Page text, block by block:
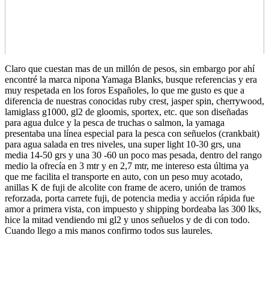
Claro que cuestan mas de un millón de pesos, sin embargo por ahí
encontré la marca nipona Yamaga Blanks, busque referencias y era
muy respetada en los foros Españoles, lo que me gusto es que a
diferencia de nuestras conocidas ruby crest, jasper spin, cherrywood,
lamiglass g1000, gl2 de gloomis, sportex, etc. que son diseñadas
para agua dulce y la pesca de truchas o salmon, la yamaga
presentaba una línea especial para la pesca con señuelos (crankbait)
para agua salada en tres niveles, una super light 10-30 grs, una
media 14-50 grs y una 30 -60 un poco mas pesada, dentro del rango
medio la ofrecía en 3 mtr y en 2,7 mtr, me intereso esta última ya
que me facilita el transporte en auto, con un peso muy acotado,
anillas K de fuji de alcolite con frame de acero, unión de tramos
reforzada, porta carrete fuji, de potencia media y acción rápida fue
amor a primera vista, con impuesto y shipping bordeaba las 300 lks,
hice la mitad vendiendo mi gl2 y unos señuelos y de di con todo.
Cuando llego a mis manos confirmo todos sus laureles.